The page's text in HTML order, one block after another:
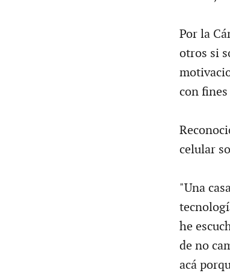
Por la
otros si
con
celular
"Una
he
de no
acá